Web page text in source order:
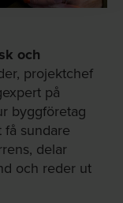
och
projektchef
på
byggföretag
sundare
delar
och reder ut